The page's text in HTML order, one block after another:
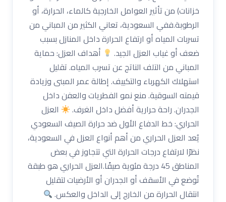
خزانات) من تأثير العوامل الخارجية كالماء، الحرارة، أو
الرطوبة.ففي السعودية، تعاني الكثير من المباني من
تسربات المياه أو ارتفاع الحرارة داخل المنازل بسبب
ضعف أو غياب العزل الجيد.
أهداف العزل: حماية
المباني من التلف الناتج عن تسرب المياه. تقليل
استهلاك الكهرباء والتكييف. إطالة عمر المبنى وزيادة
قيمته السوقية. منع نمو الفطريات والعفن داخل
الجدران. راحة حرارية أفضل داخل الغرف.
العزل
الحراري: خط الدفاع الأول ضد حرارة الصيف السعودي
يُعد العزل الحراري من أهم أنواع العزل في السعودية،
نظرًا لارتفاع درجات الحرارة التي تتجاوز في بعض
المناطق 45 درجة مئوية صيفًا.العزل الحراري هو طبقة
تُوضع في الأسقف أو الجدران أو الأرضيات لتقليل
انتقال الحرارة من الخارج إلى الداخل والعكس.